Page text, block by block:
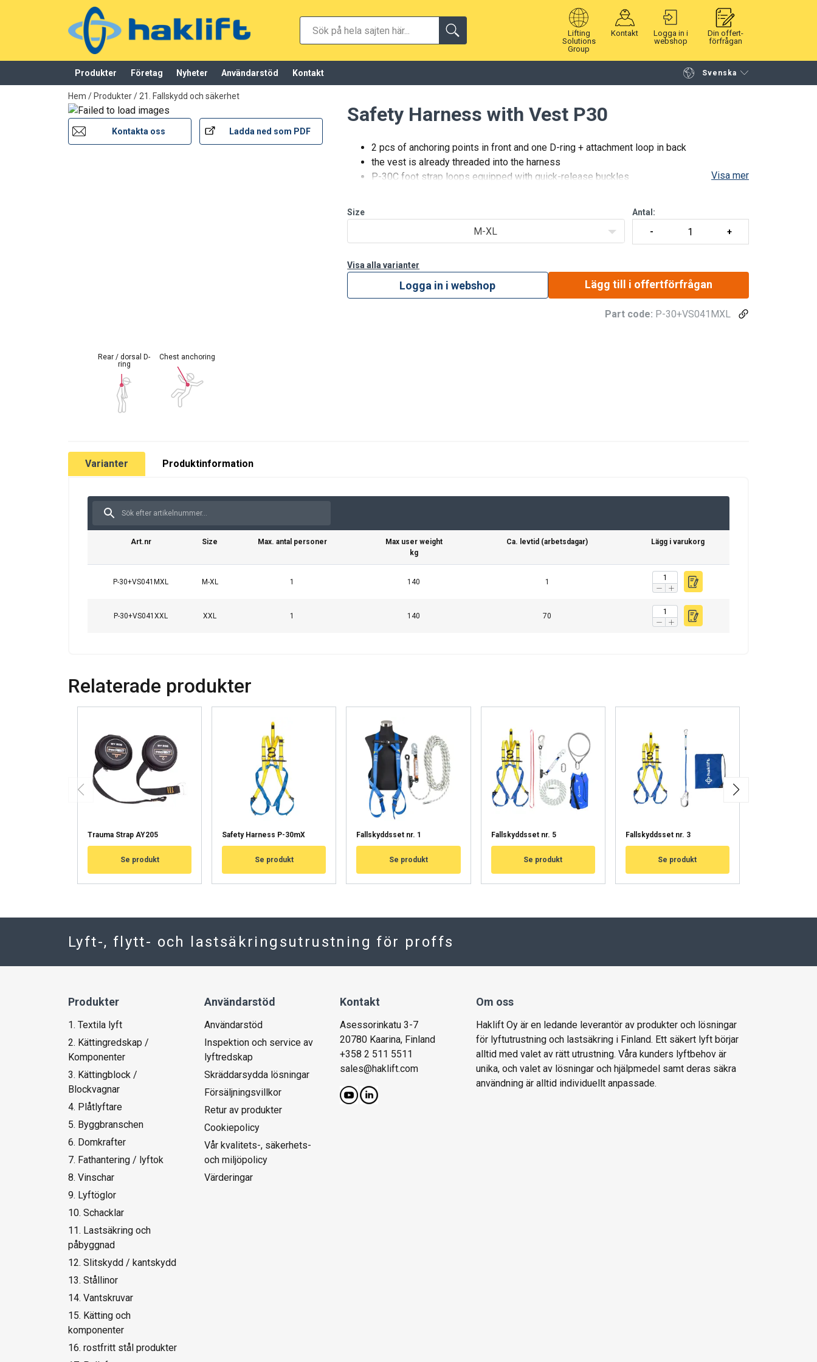
Lifting
Solutions
Group
Kontakt
Logga in i
webshop
Din offert-
förfrågan
Produkter Företag Nyheter Användarstöd Kontakt Svenska
tillagd i varukorg Fortsätt handla Gå till kassan
Hem / Produkter/ 21. Fallskydd och säkerhet
Safety Harness with Vest P30
Kontakta oss Ladda ned som PDF
2 pcs of anchoring points in front and one D-ring + attachment loop in back
the vest is already threaded into the harness
P-30C foot strap loops equipped with quick-release buckles
Visa mer
Size
M-XL
Antal:
Visa alla varianter
Logga in i webshop Lägg till i offertförfrågan
Part code: P-30+VS041MXL
Rear / dorsal D-
ring
Chest anchoring
Varianter Produktinformation
Art.nr Size Max. antal personer
Max user weight
kg
Ca. levtid (arbetsdagar) Lägg i varukorg
P-30+VS041MXL M-XL 1 140 1
P-30+VS041XXL XXL 1 140 70
Standard:
Relaterade produkter
Trauma Strap AY205
Se produkt
Safety Harness P-30mX
Se produkt
Fallskyddsset nr. 1
Se produkt
Fallskyddsset nr. 5
Se produkt
Fallskyddsset nr. 3
Se produkt
Lyft-, flytt- och lastsäkringsutrustning för proffs
Produkter
1. Textila lyft
2. Kättingredskap /
Komponenter
3. Kättingblock /
Blockvagnar
4. Plåtlyftare
5. Byggbranschen
6. Domkrafter
7. Fathantering / lyftok
8. Vinschar
9. Lyftöglor
10. Schacklar
11. Lastsäkring och
påbyggnad
12. Slitskydd / kantskydd
13. Stållinor
14. Vantskruvar
15. Kätting och
komponenter
16. rostfritt stål produkter
Användarstöd
Användarstöd
Inspektion och service av
lyftredskap
Skräddarsydda lösningar
Försäljningsvillkor
Retur av produkter
Cookiepolicy
Vår kvalitets-, säkerhets-
och miljöpolicy
Värderingar
Kontakt
Asessorinkatu 3-7
20780 Kaarina, Finland
+358 2 511 5511
sales@haklift.com
Om oss
Haklift Oy är en ledande leverantör av produkter och lösningar
för lyftutrustning och lastsäkring i Finland. Ett säkert lyft börjar
alltid med valet av rätt utrustning. Våra kunders lyftbehov är
unika, och valet av lösningar och hjälpmedel samt deras säkra
användning är alltid individuellt anpassade.
Käytämme evästeitä sisällön, mainosten personointiin ja liikenteemme analysointiin. Jaamme myös
välttämättömät
Suorituskyvylliset Kohdentavat Toiminnalliset Luokittelemattomat
HYVÄKSY KAIKKI
HYLKÄÄ KAIKKI
NÄYTÄ TIEDOT
Cookie Policy